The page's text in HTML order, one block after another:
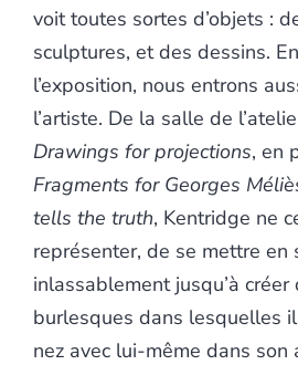
voit toutes sortes d’objets :
sculptures, et des dessins.
l’exposition, nous entrons
l’artiste. De la salle de
Drawings for projections, en
Fragments for Georges
tells the truth, Kentridge ne
représenter, de se mettre en
inlassablement jusqu’à
burlesques dans lesquelles
nez avec lui-même dans son